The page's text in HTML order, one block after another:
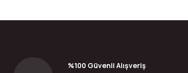
Ürün fiyatı diğer sitelerden daha pahalı.
%100 Güvenli Alışveriş